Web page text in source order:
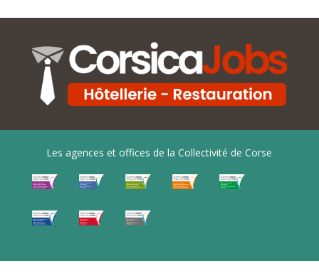
Les agences et offices de la Collectivité de Corse